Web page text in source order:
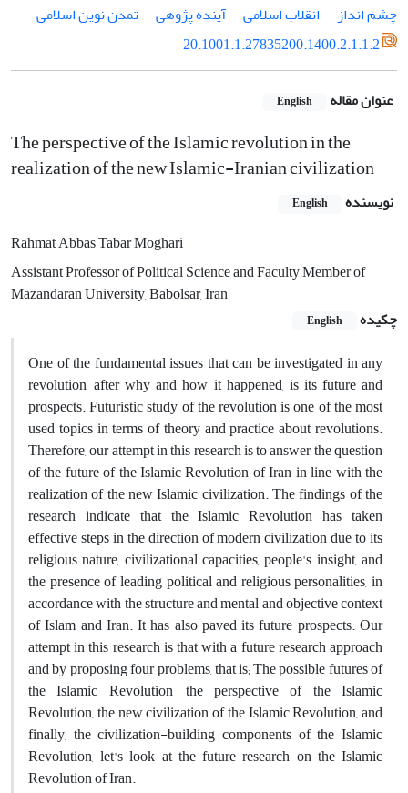
چشم انداز
انقلاب اسلامی آینده پژوهی
تمدن نوین اسلامی
20.1001.1.27835200.1400.2.1.1.2
عنوان مقاله English
The perspective of the Islamic revolution in the
realization of the new Islamic-Iranian civilization
نویسنده English
Rahmat Abbas Tabar Moghari
Assistant Professor of Political Science and Faculty Member of
Mazandaran University, Babolsar, Iran
چکیده
English
One of the fundamental issues that can be investigated in any
revolution, after why and how it happened, is its future and
prospects.Futuristic study of the revolution is one of the most
used topics in terms of theory and practice about revolutions.
Therefore, our attempt in this research is to answer the question
of the future of the Islamic Revolution of Iran in line with the
realization of the new Islamic civilization.The findings of the
research indicate that the Islamic Revolution has taken
effective steps in the direction of modern civilization due to its
religious nature, civilizational capacities, people's insight, and
the presence of leading political and religious personalities, in
accordance with the structure and mental and objective context
of Islam and Iran.It has also paved its future prospects.Our
attempt in this research is that with a future research approach
and by proposing four problems, that is;The possible futures of
the Islamic Revolution, the perspective of the Islamic
Revolution, the new civilization of the Islamic Revolution, and
finally, the civilization-building components of the Islamic
Revolution, let's look at the future research on the Islamic
Revolution of Iran.